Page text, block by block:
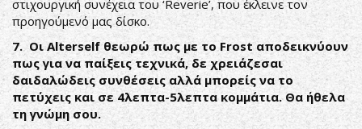
στιχουργική συνέχεια του ‘Reverie’, που έκλεινε τον
προηγούμενό μας δίσκο.
7. Οι Alterself θεωρώ πως με το Frost αποδεικνύουν
πως για να παίξεις τεχνικά, δε χρειάζεσαι
δαιδαλώδεις συνθέσεις αλλά μπορείς να το
πετύχεις και σε 4λεπτα-5λεπτα κομμάτια. Θα ήθελα
τη γνώμη σου.